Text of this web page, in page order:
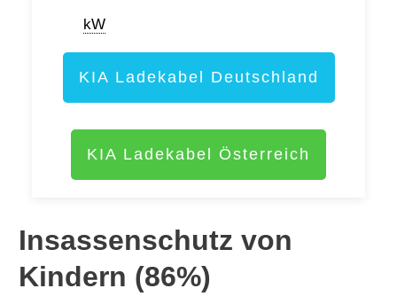
kW
KIA Ladekabel Deutschland
KIA Ladekabel Österreich
Insassenschutz von
Kindern (86%)